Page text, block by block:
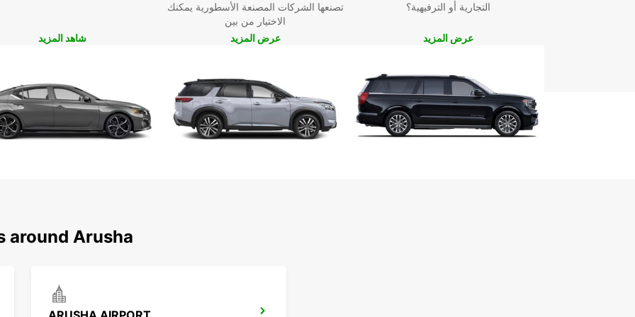
شاهد المزيد
تصنعها الشركات المصنعة الأسطورية يمكنك
الاختيار من بين
عرض المزيد
التجارية أو الترفيهية؟
عرض المزيد
around Arusha